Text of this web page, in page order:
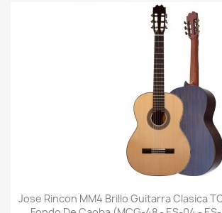
Jose Rincon MM4 Brillo Guitarra Clasica